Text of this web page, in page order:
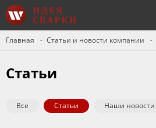
Главная Статьи и новости компании
Статьи
Все Статьи Наши новости